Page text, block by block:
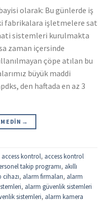
olarak: Bu günlerde iş
fabrikalara işletmelere sat
sistemleri kurulmakta
zaman içersinde
çöpe atılan bu
büyük maddi
den haftada en az 3
EDIN →
access kontrol, access kontrol
takip programı, akıllı
cihazı, alarm firmaları, alarm
, alarm güvenlik sistemleri
sistemleri, alarm kamera